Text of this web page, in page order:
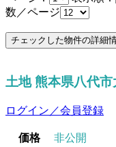
数／ページ
土地 熊本県八代
ログイン／会員登録
価格
非公開